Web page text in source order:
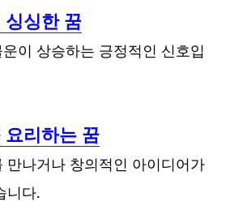
싱싱한 꿈
이 상승하는 긍정적인 신호입
요리하는 꿈
만나거나 창의적인 아이디어가
니다.